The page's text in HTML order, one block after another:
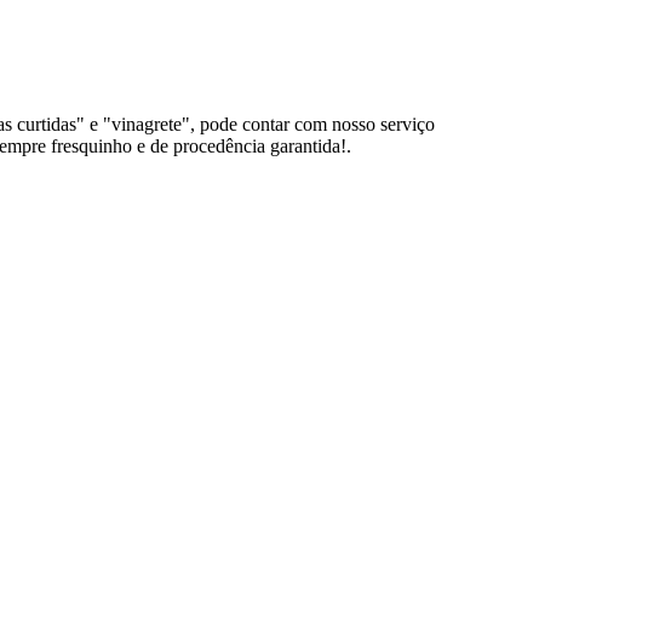
curtidas" e "vinagrete", pode contar com nosso serviço
fresquinho e de procedência garantida!.